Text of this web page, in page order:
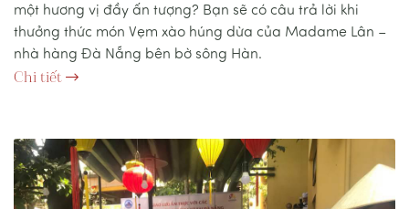
một hương vị đầy ấn tượng? Bạn sẽ có câu trả lời khi
thưởng thức món Vẹm xào húng dừa của Madame Lân –
nhà hàng Đà Nẵng bên bờ sông Hàn.
Chi tiết